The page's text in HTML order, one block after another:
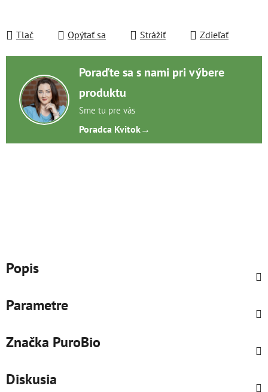
Tlač Opýtať sa Strážiť Zdieľať
Poraďte sa s nami pri výbere
produktu
Sme tu pre vás
Poradca Kvitok→
Popis
Parametre
Značka PuroBio
Diskusia